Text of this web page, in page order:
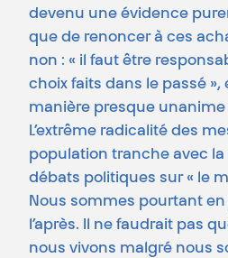
devenu une évidence
que de renoncer à ces
non : « il faut être
choix faits dans le passé
manière presque unanime
L’extrême radicalité des
population tranche avec la
débats politiques sur « le
Nous sommes pourtant
l’après. Il ne faudrait pas
nous vivons malgré nous